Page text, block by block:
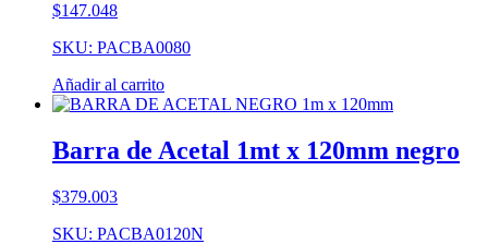
$147.048
SKU: PACBA0080
Añadir al carrito
Barra de Acetal 1mt x 120mm negro
$379.003
SKU: PACBA0120N